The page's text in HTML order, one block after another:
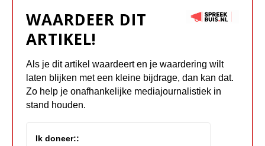
WAARDEER DIT
ARTIKEL!
Als je dit artikel waardeert en je waardering wilt
laten blijken met een kleine bijdrage, dan kan dat.
Zo help je onafhankelijke mediajournalistiek in
stand houden.
Ik doneer::